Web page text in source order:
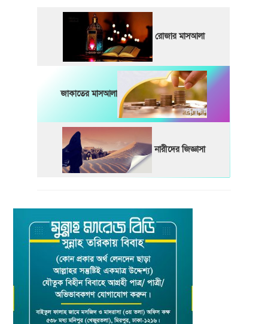
রোজার মাসআলা
জাকাতের মাসআলা
নারীদের জিজ্ঞাসা